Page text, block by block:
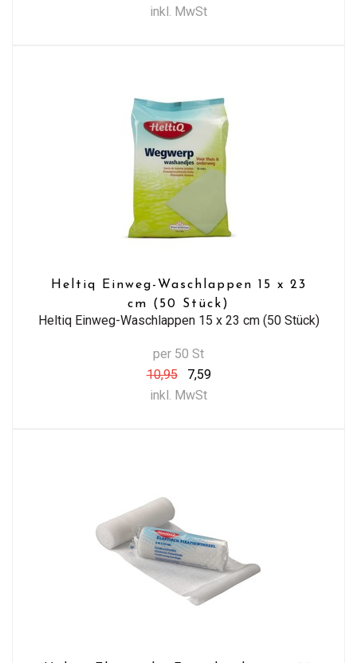
inkl. MwSt
Heltiq Einweg-Waschlappen 15 x 23
cm (50 Stück)
Heltiq Einweg-Waschlappen 15 x 23 cm (50 Stück)
per 50 St
10,95
7,59
inkl. MwSt